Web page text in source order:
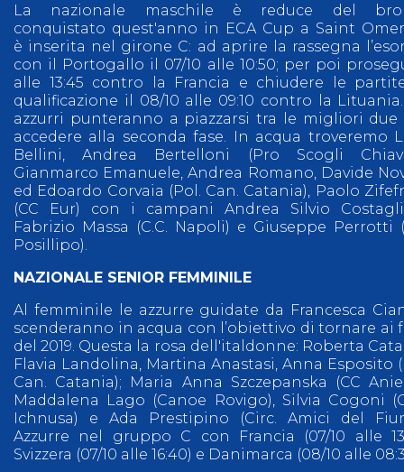
La nazionale maschile è reduce del
conquistato quest'anno in ECA Cup a Saint
è inserita nel girone C: ad aprire la rassegna
con il Portogallo il 07/10 alle 10:50; per poi
alle 13:45 contro la Francia e chiudere le
qualificazione il 08/10 alle 09:10 contro la
azzurri punteranno a piazzarsi tra le migliori due
accedere alla seconda fase. In acqua troveremo
Bellini, Andrea Bertelloni (Pro Scogli
Gianmarco Emanuele, Andrea Romano, Davide
ed Edoardo Corvaia (Pol. Can. Catania), Paolo
(CC Eur) con i campani Andrea Silvio
Fabrizio Massa (C.C. Napoli) e Giuseppe Perrotti
Posillipo).
NAZIONALE SENIOR FEMMINILE
Al femminile le azzurre guidate da Francesca
scenderanno in acqua con l’obiettivo di tornare ai
del 2019. Questa la rosa dell'italdonne: Roberta
Flavia Landolina, Martina Anastasi, Anna Esposito
Can. Catania); Maria Anna Szczepanska (CC
Maddalena Lago (Canoe Rovigo), Silvia Cogoni
Ichnusa) e Ada Prestipino (Circ. Amici del
Azzurre nel gruppo C con Francia (07/10 alle
Svizzera (07/10 alle 16:40) e Danimarca (08/10 alle